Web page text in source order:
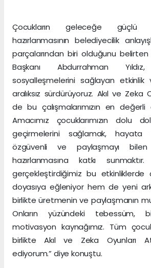
Çocukların geleceğe güçlü
hazırlanmasının belediyecilik
parçalarından biri olduğunu
Başkanı Abdurrahman Yıldız,
sosyalleşmelerini sağlayan etkinlik
aralıksız sürdürüyoruz. Akıl ve Zeka
de bu çalışmalarımızın en değerli
Amacımız çocuklarımızın
geçirmelerini sağlamak, hayata
özgüvenli ve paylaşmayı
hazırlanmasına katkı sunmaktır.
gerçekleştirdiğimiz bu etkinliklerde
doyasıya eğleniyor hem de yeni
birlikte üretmenin ve paylaşmanın
Onların yüzündeki tebessüm,
motivasyon kaynağımız. Tüm
birlikte Akıl ve Zeka Oyunları
ediyorum.” diye konuştu.